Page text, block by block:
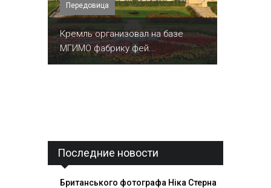
Передовица
Кремль организовал на базе
МГИМО фабрику фей...
Последние новости
Британського фотографа Ніка Стерна